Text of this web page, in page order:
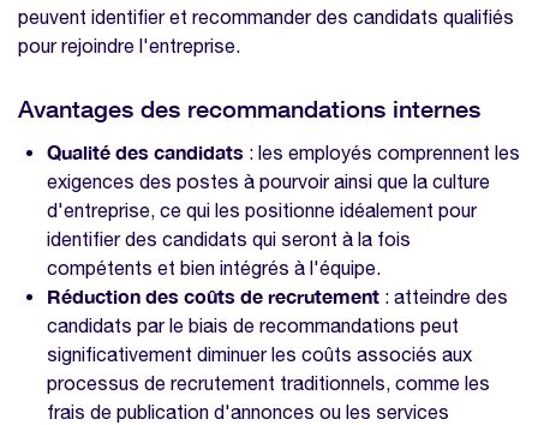
peuvent identifier et recommander des candidats qualifiés
pour rejoindre l'entreprise.
Avantages des recommandations internes
Qualité des candidats : les employés comprennent les
exigences des postes à pourvoir ainsi que la culture
d'entreprise, ce qui les positionne idéalement pour
identifier des candidats qui seront à la fois
compétents et bien intégrés à l'équipe.
Réduction des coûts de recrutement : atteindre des
candidats par le biais de recommandations peut
significativement diminuer les coûts associés aux
processus de recrutement traditionnels, comme les
frais de publication d'annonces ou les services